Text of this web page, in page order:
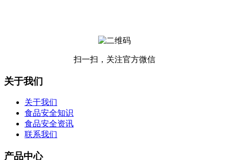
扫一扫，关注官方微信
关于我们
关于我们
食品安全知识
食品安全资讯
联系我们
产品中心